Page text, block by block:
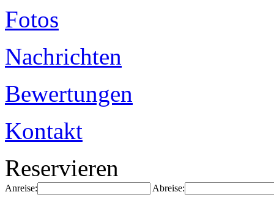
Fotos
Nachrichten
Bewertungen
Kontakt
Reservieren
Anreise: Abreise: